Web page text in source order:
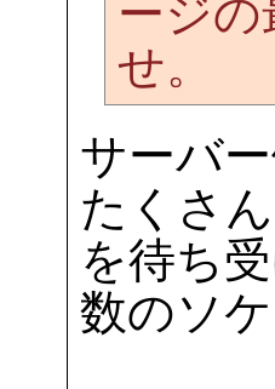
ージ
せ。
サーバ
たくさ
を待ち
数のソ